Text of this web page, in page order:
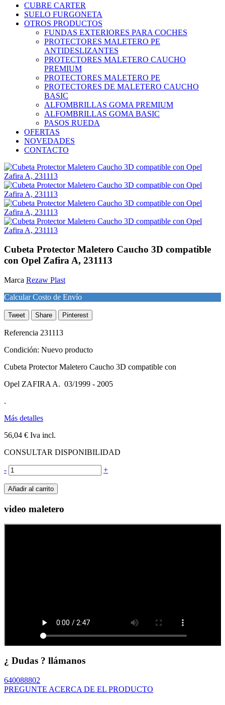
CUBRE CARTER
SUELO FURGONETA
OTROS PRODUCTOS
FUNDAS EXTERIORES PARA COCHES
PROTECTORES MALETERO PE
ANTIDESLIZANTES
PROTECTORES MALETERO CAUCHO
PREMIUM
PROTECTORES MALETERO PE
PROTECTORES DE MALETERO CAUCHO
BASIC
ALFOMBRILLAS GOMA PREMIUM
ALFOMBRILLAS GOMA BASIC
PASOS RUEDA
OFERTAS
NOVEDADES
CONTACTO
Cubeta Protector Maletero Caucho 3D compatible
con Opel Zafira A, 231113
Marca Rezaw Plast
Calcular Costo de Envío
Tweet Share Pinterest
Referencia 231113
Condición: Nuevo producto
Cubeta Protector Maletero Caucho 3D compatible con
Opel ZAFIRA A. 03/1999 - 2005
.
Más detalles
56,04 € Iva incl.
CONSULTAR DISPONIBILIDAD
- +
Añadir al carrito
video maletero
¿ Dudas ? llámanos
640088802
PREGUNTE ACERCA DE EL PRODUCTO